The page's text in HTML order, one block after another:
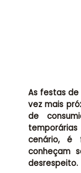
As festas
vez mais
de
cenário, é
conheçam
desrespeito.